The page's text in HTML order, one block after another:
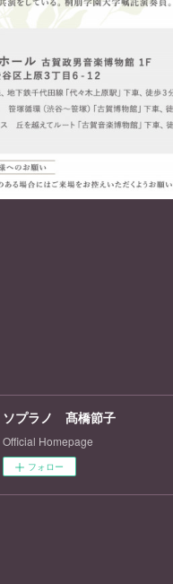
ソプラノ 髙橋節子
Official Homepage
フォロー